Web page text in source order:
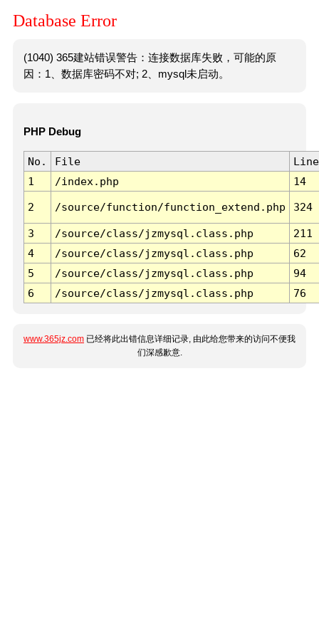
Database Error
(1040) 365建站错误警告：连接数据库失败，可能的原
因：1、数据库密码不对; 2、mysql未启动。
PHP Debug
No. File
Line
1
/index.php 14
2 /source/function/function_extend.php 324
3 /source/class/jzmysql.class.php
211
4
/source/class/jzmysql.class.php
62
5
/source/class/jzmysql.class.php
94
6
/source/class/jzmysql.class.php 76
www.365jz.com 已经将此出错信息详细记录, 由此给您带来的访问不便我
们深感歉意.